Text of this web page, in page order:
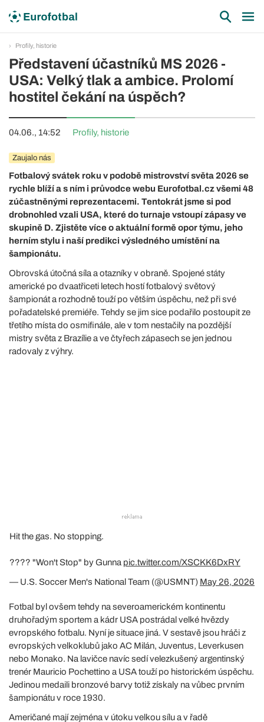
Profily, historie
Představení účastníků MS 2026 -
USA: Velký tlak a ambice. Prolomí
hostitel čekání na úspěch?
04.06., 14:52 Profily, historie
Zaujalo nás
Fotbalový svátek roku v podobě mistrovství světa 2026 se
rychle blíží a s ním i průvodce webu Eurofotbal.cz všemi 48
zúčastněnými reprezentacemi. Tentokrát jsme si pod
drobnohled vzali USA, které do turnaje vstoupí zápasy ve
skupině D. Zjistěte více o aktuální formě opor týmu, jeho
herním stylu i naší predikci výsledného umístění na
šampionátu.
Obrovská útočná síla a otazníky v obraně. Spojené státy
americké po dvaatřiceti letech hostí fotbalový světový
šampionát a rozhodně touží po větším úspěchu, než při své
pořadatelské premiéře. Tehdy se jim sice podařilo postoupit ze
třetího místa do osmifinále, ale v tom nestačily na pozdější
mistry světa z Brazílie a ve čtyřech zápasech se jen jednou
radovaly z výhry.
Hit the gas. No stopping.
???? "Won't Stop" by Gunna pic.twitter.com/XSCKK6DxRY
— U.S. Soccer Men's National Team (@USMNT) May 26, 2026
Fotbal byl ovšem tehdy na severoamerickém kontinentu
druhořadým sportem a kádr USA postrádal velké hvězdy
evropského fotbalu. Nyní je situace jiná. V sestavě jsou hráči z
evropských velkoklubů jako AC Milán, Juventus, Leverkusen
nebo Monako. Na lavičce navíc sedí velezkušený argentinský
trenér Mauricio Pochettino a USA touží po historickém úspěchu.
Jedinou medaili bronzové barvy totiž získaly na vůbec prvním
šampionátu v roce 1930.
Američané mají zejména v útoku velkou sílu a v řadě